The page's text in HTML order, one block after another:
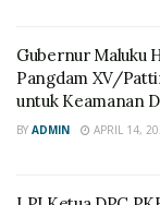
Gubernur Maluku
Pangdam XV/
untuk Keamanan
BY ADMIN APRIL 14,